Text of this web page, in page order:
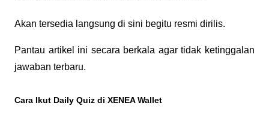
Akan tersedia langsung di sini begitu resmi dirilis.
Pantau artikel ini secara berkala agar tidak ketinggalan
jawaban terbaru.
Cara Ikut Daily Quiz di XENEA Wallet